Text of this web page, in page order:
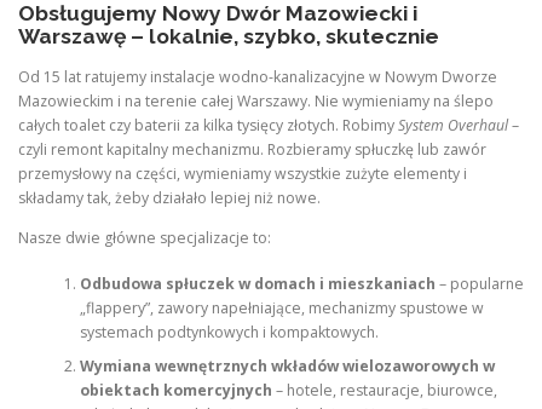
Obsługujemy Nowy Dwór Mazowiecki i
Warszawę – lokalnie, szybko, skutecznie
Od 15 lat ratujemy instalacje wodno-kanalizacyjne w Nowym Dworze
Mazowieckim i na terenie całej Warszawy. Nie wymieniamy na ślepo
całych toalet czy baterii za kilka tysięcy złotych. RobimySystem Overhaul–
czyli remont kapitalny mechanizmu. Rozbieramy spłuczkę lub zawór
przemysłowy na części, wymieniamy wszystkie zużyte elementy i
składamy tak, żeby działało lepiej niż nowe.
Nasze dwie główne specjalizacje to:
Odbudowa spłuczek w domach i mieszkaniach – popularne
„flappery”, zawory napełniające, mechanizmy spustowe w
systemach podtynkowych i kompaktowych.
Wymiana wewnętrznych wkładów wielozaworowych w
obiektach komercyjnych – hotele, restauracje, biurowce,